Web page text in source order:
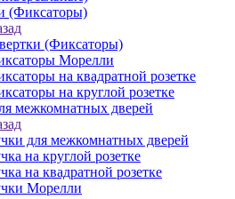
(Фиксаторы)
(Фиксаторы)
Морелли
на квадратной розетке
на круглой розетке
межкомнатных дверей
для межкомнатных дверей
на круглой розетке
на квадратной розетке
Морелли